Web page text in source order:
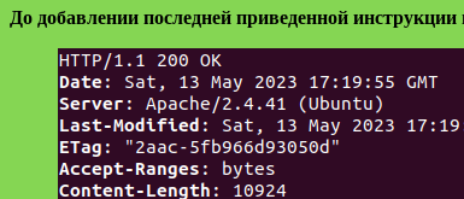
До добавлении последней приведенной инструкции